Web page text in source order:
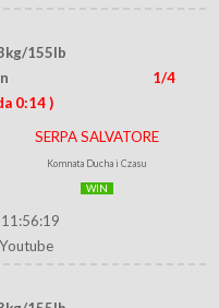
155lb
1/4
0:14 )
SERPA SALVATORE
Komnata Ducha i Czasu
WIN
Youtube